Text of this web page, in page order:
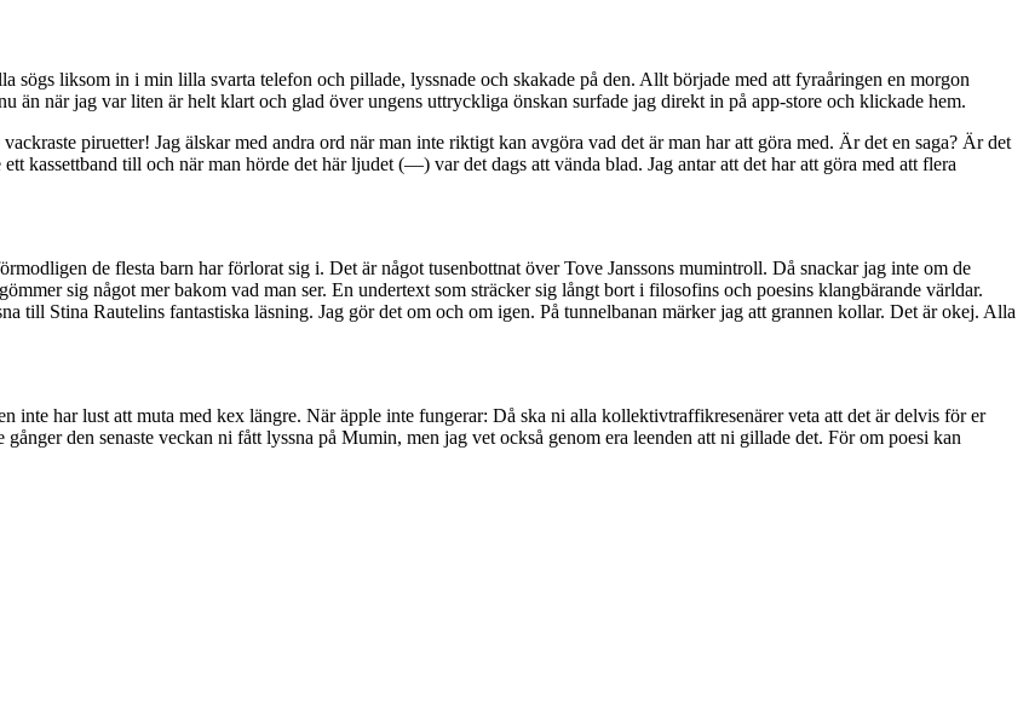
liksom in i min lilla svarta telefon och pillade, lyssnade och skakade på den. Allt började med att fyraåringen en morgon
än när jag var liten är helt klart och glad över ungens uttryckliga önskan surfade jag direkt in på app-store och klickade hem.
piruetter! Jag älskar med andra ord när man inte riktigt kan avgöra vad det är man har att göra med. Är det en saga? Är det
kassettband till och när man hörde det här ljudet (—) var det dags att vända blad. Jag antar att det har att göra med att flera
de flesta barn har förlorat sig i. Det är något tusenbottnat över Tove Janssons mumintroll. Då snackar jag inte om de
sig något mer bakom vad man ser. En undertext som sträcker sig långt bort i filosofins och poesins klangbärande världar.
till Stina Rautelins fantastiska läsning. Jag gör det om och om igen. På tunnelbanan märker jag att grannen kollar. Det är okej. Alla
inte har lust att muta med kex längre. När äpple inte fungerar: Då ska ni alla kollektivtraffikresenärer veta att det är delvis för er
den senaste veckan ni fått lyssna på Mumin, men jag vet också genom era leenden att ni gillade det. För om poesi kan